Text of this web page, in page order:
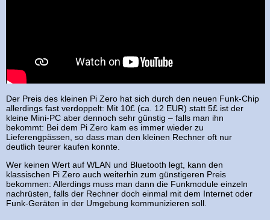
Der Preis des kleinen Pi Zero hat sich durch den neuen Funk-Chip
allerdings fast verdoppelt: Mit 10£ (ca. 12 EUR) statt 5£ ist der
kleine Mini-PC aber dennoch sehr günstig – falls man ihn
bekommt: Bei dem Pi Zero kam es immer wieder zu
Lieferengpässen, so dass man den kleinen Rechner oft nur
deutlich teurer kaufen konnte.
Wer keinen Wert auf WLAN und Bluetooth legt, kann den
klassischen Pi Zero auch weiterhin zum günstigeren Preis
bekommen: Allerdings muss man dann die Funkmodule einzeln
nachrüsten, falls der Rechner doch einmal mit dem Internet oder
Funk-Geräten in der Umgebung kommunizieren soll.